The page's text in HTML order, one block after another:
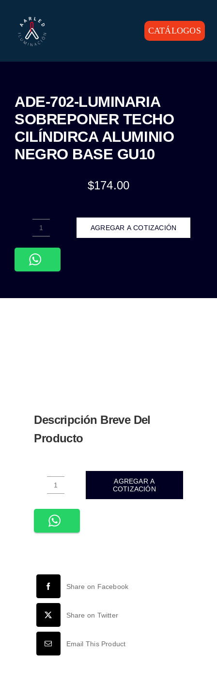
content
INICIO
CONTACTO
CATÁLOGOS
ADE-702-LUMINARIA
SOBREPONER TECHO
CILÍNDIRCA ALUMINIO
NEGRO BASE GU10
$174.00
LUMINARIA
SOBREPONER
AGREGAR A COTIZACIÓN
Descripción Breve Del
Producto
LUMINARIA
SOBREPONER
NEGRO
BASE
GU10
cantidad
AGREGAR A
COTIZACIÓN
Share on Facebook
Share on Twitter
Email This Product